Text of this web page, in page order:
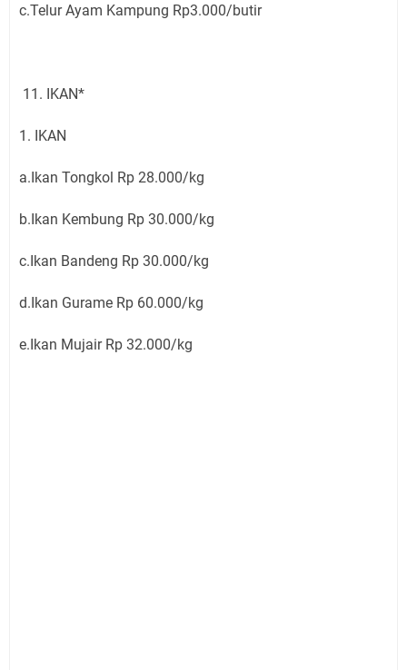
c.Telur Ayam Kampung Rp3.000/butir
11. IKAN*
1. IKAN
a.Ikan Tongkol Rp 28.000/kg
b.Ikan Kembung Rp 30.000/kg
c.Ikan Bandeng Rp 30.000/kg
d.Ikan Gurame Rp 60.000/kg
e.Ikan Mujair Rp 32.000/kg